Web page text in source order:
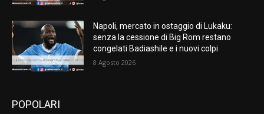
Napoli, mercato in ostaggio di Lukaku:
senza la cessione di Big Rom restano
congelati Badiashile e i nuovi colpi
8 Agosto 2026
POPOLARI